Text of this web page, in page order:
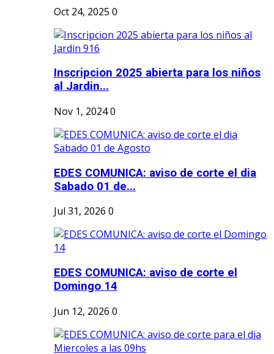
Oct 24, 2025 0
Inscripcion 2025 abierta para los niños
al Jardin...
Nov 1, 20240
EDES COMUNICA: aviso de corte el dia
Sabado 01 de...
Jul 31, 2026 0
EDES COMUNICA: aviso de corte el
Domingo 14
Jun 12, 2026 0